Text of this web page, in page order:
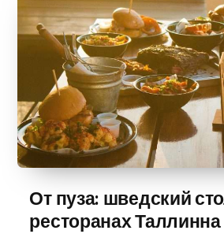
От пуза: шведский
ресторанах Таллинна